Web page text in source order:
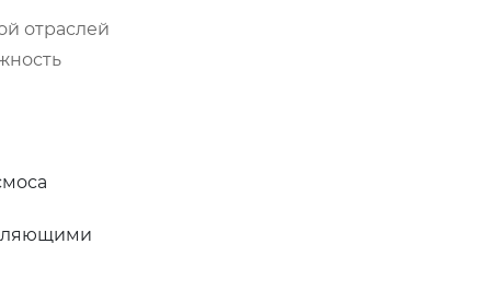
отраслей